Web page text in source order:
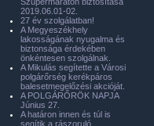
2019.06.01-02.
27 év szolgálatban!
A Megyeszékhely
lakosságának nyugalma és
biztonsága érdekében
önkéntesen szolgálnak.
A Mikulás segítette a Városi
polgárőrség kerékpáros
balesetmegelőzési akcióját.
A POLGÁRŐRÖK NAPJA
Június 27.
A határon innen és túl is
segítik a rászoruló